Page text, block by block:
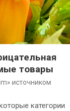
товары
источником
категории